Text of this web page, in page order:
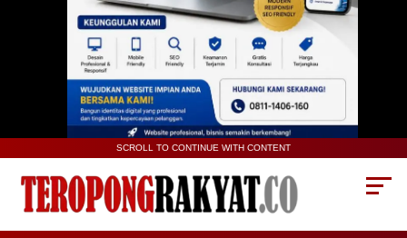
SCROLL TO CONTINUE WITH CONTENT